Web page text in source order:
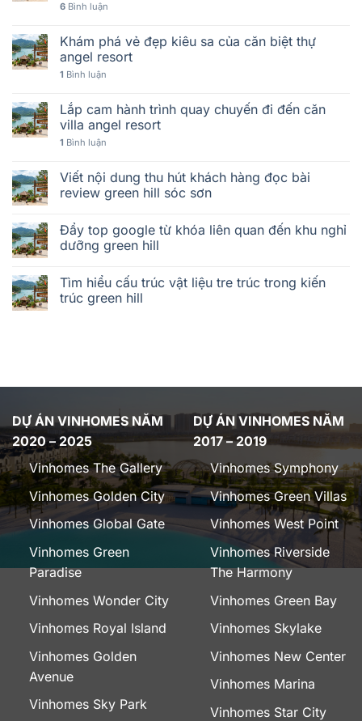
6 Bình luận
Khám phá vẻ đẹp kiêu sa của căn biệt thự
angel resort
1 Bình luận
Lắp cam hành trình quay chuyến đi đến căn
villa angel resort
1 Bình luận
Viết nội dung thu hút khách hàng đọc bài
review green hill sóc sơn
Đẩy top google từ khóa liên quan đến khu nghỉ
dưỡng green hill
Tìm hiểu cấu trúc vật liệu tre trúc trong kiến
trúc green hill
DỰ ÁN VINHOMES NĂM
2020 – 2025
Vinhomes The Gallery
Vinhomes Golden City
Vinhomes Global Gate
Vinhomes Green
Paradise
Vinhomes Wonder City
Vinhomes Royal Island
Vinhomes Golden
Avenue
Vinhomes Sky Park
DỰ ÁN VINHOMES NĂM
2017 – 2019
Vinhomes Symphony
Vinhomes Green Villas
Vinhomes West Point
Vinhomes Riverside
The Harmony
Vinhomes Green Bay
Vinhomes Skylake
Vinhomes New Center
Vinhomes Marina
Vinhomes Star City